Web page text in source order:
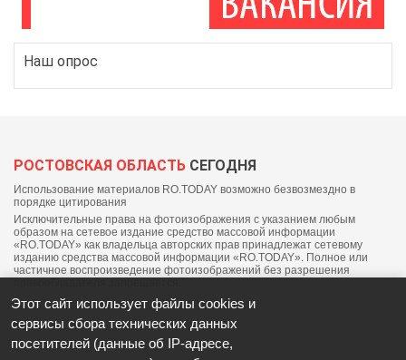
Наш опрос
РОСТОВСКАЯ ОБЛАСТЬ СЕГОДНЯ
Использование материалов RO.TODAY возможно безвозмездно в
порядке цитирования
Исключительные права на фотоизображения с указанием любым
образом на сетевое издание средство массовой информации
«RO.TODAY» как владельца авторских прав принадлежат сетевому
изданию средства массовой информации «RO.TODAY». Полное или
частичное воспроизведение фотоизображений без разрешения
Этот сайт использует файлы cookies и
сервисы сбора технических данных
посетителей (данные об IP-адресе,